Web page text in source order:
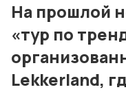
Условия
Политика
На прошлой
«тур по
Lekkerland,